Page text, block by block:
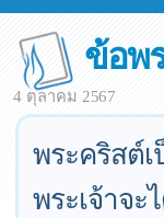
ข้อพ
4 ตุลาคม 2567
พระคริสต์
พระเจ้าจ